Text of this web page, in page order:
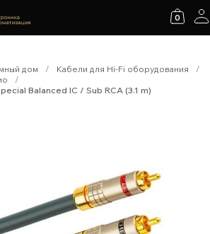
0
дом / Кабели для Hi-Fi оборудования
/
/
Balanced IC / Sub RCA (3.1 m)